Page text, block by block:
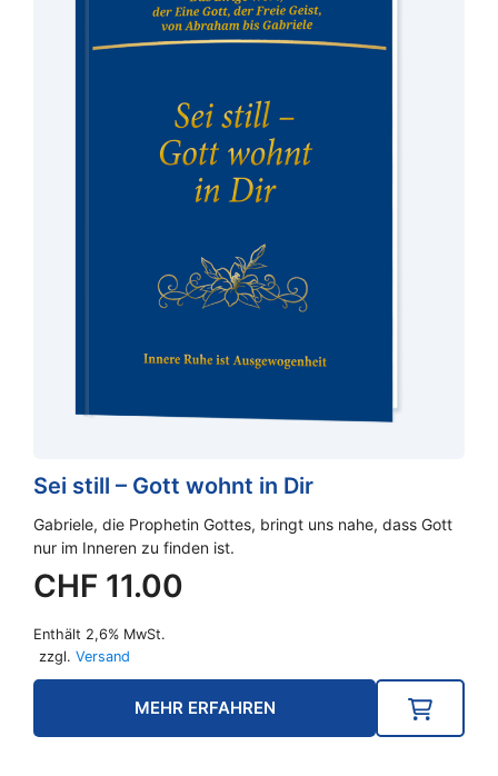
Sei still – Gott wohnt in Dir
Gabriele, die Prophetin Gottes, bringt uns nahe, dass Gott
nur im Inneren zu finden ist.
CHF 11.00
Enthält 2,6% MwSt.
zzgl. Versand
MEHR ERFAHREN